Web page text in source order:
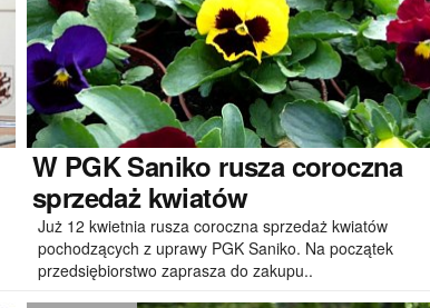
WPGK Saniko rusza coroczna
sprzedaż kwiatów
Już 12 kwietnia rusza coroczna sprzedaż kwiatów
pochodzących z uprawy PGK Saniko. Na początek
przedsiębiorstwo zaprasza do zakupu..